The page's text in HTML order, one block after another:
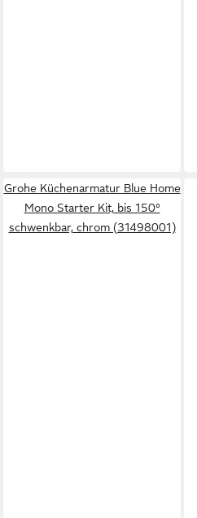
Grohe Küchenarmatur Blue Home
Mono Starter Kit, bis 150°
schwenkbar, chrom (31498001)